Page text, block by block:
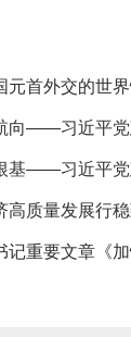
首外交的世
向——习近平党
基——习近平党
高质量发展行
记重要文章《